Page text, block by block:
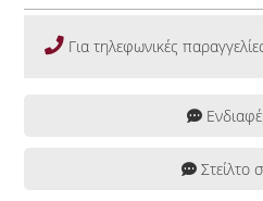
Για τηλεφωνικές
Στείλτο